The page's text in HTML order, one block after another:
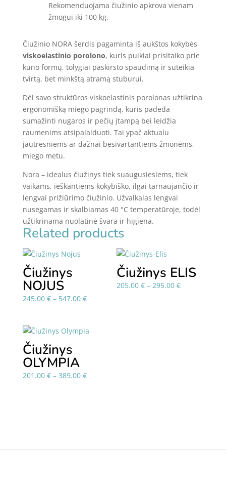
Rekomenduojama čiužinio apkrova vienam
žmogui iki 100 kg.
Čiužinio NORA šerdis pagaminta iš aukštos kokybės
viskoelastinio porolono, kuris puikiai prisitaiko prie
kūno formų, tolygiai paskirsto spaudimą ir suteikia
tvirtą, bet minkštą atramą stuburui.
Dėl savo struktūros viskoelastinis porolonas užtikrina
ergonomišką miego pagrindą, kuris padeda
sumažinti nugaros ir pečių įtampą bei leidžia
raumenims atsipalaiduoti. Tai ypač aktualu
jautresniems ar dažnai besivartantiems žmonėms,
miego metu.
Nora – idealus čiužinys tiek suaugusiesiems, tiek
vaikams, ieškantiems kokybiško, ilgai tarnaujančio ir
lengvai prižiūrimo čiužinio. Užvalkalas lengvai
nusegamas ir skalbiamas 40 °C temperatūroje, todėl
užtikrinama nuolatinė švara ir higiena.
Related products
Čiužinys
NOJUS
245.00 € – 547.00 €Price
through
Čiužinys ELIS
205.00€ – 295.00€Price
Čiužinys
OLYMPIA
201.00 € – 389.00 €Price